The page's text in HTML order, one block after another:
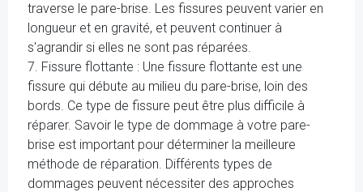
traverse le pare-brise. Les fissures peuvent varier en
longueur et en gravité, et peuvent continuer à
s'agrandir si elles ne sont pas réparées.
7. Fissure flottante : Une fissure flottante est une
fissure qui débute au milieu du pare-brise, loin des
bords. Ce type de fissure peut être plus difficile à
réparer. Savoir le type de dommage à votre pare-
brise est important pour déterminer la meilleure
méthode de réparation. Différents types de
dommages peuvent nécessiter des approches